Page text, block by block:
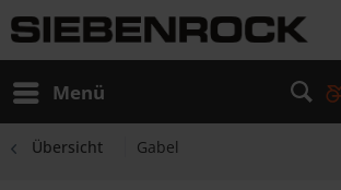
Menü
Übersicht Gabel